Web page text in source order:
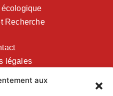
aux
Recherche
légales
SOCIAUX